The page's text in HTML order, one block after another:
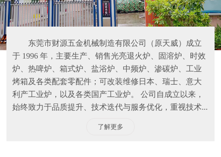
东莞市财源五金机械制造有限公司（原天威）成立
于 1996 年，主要生产、销售光亮退火炉、固溶炉、时效
炉、热啤炉、箱式炉、盐浴炉、中频炉、渗碳炉、工业
烤箱及各类配套零配件；可改装维修日本、瑞士、意大
利产工业炉，以及各类国产工业炉。 公司自成立以来，
始终致力于品质提升、技术迭代与服务优化，重视技术...
了解更多